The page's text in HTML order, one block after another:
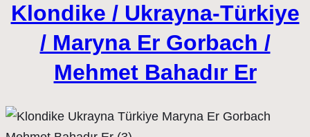
Klondike / Ukrayna-Türkiye
/ Maryna Er Gorbach /
Mehmet Bahadır Er